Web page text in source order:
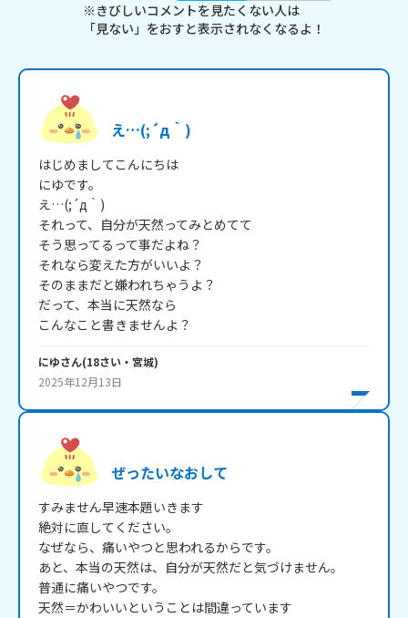
※きびしいコメントを見たくない人は
「見ない」をおすと表示されなくなるよ！
え…(;´д｀)
はじめましてこんにちは
にゆです。
え…(;´д｀)
それって、自分が天然ってみとめてて
そう思ってるって事だよね？
それなら変えた方がいいよ？
そのままだと嫌われちゃうよ？
だって、本当に天然なら
こんなこと書きませんよ？
にゆさん(18さい・ 宮城)
2025年12月13日
ぜったいなおして
すみません早速本題いきます
絶対に直してください。
なぜなら、痛いやつと思われるからです。
あと、本当の天然は、自分が天然だと気づけません。
普通に痛いやつです。
天然＝かわいいということは間違っています